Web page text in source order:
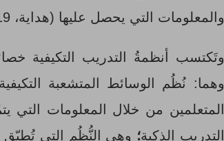
والمعلومات التي يحصل عليها (هداية، 2019).
وتَكتسب أنظمةُ التدريب التكيفية
وهما: نُظُم الوسائط المتشعبة
المتعلمين من خلال المعلومات التي
التدريب الذكية؛ وهي النُّظُم التي تُطبّق